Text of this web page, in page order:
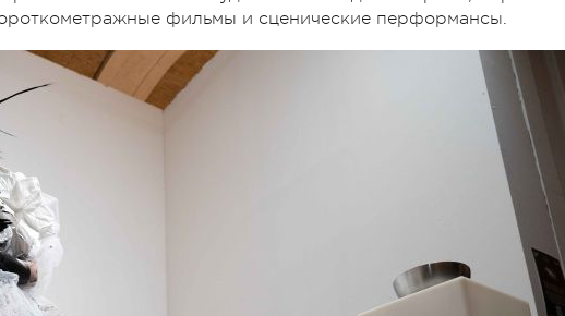
фильмы и сценические перформансы.